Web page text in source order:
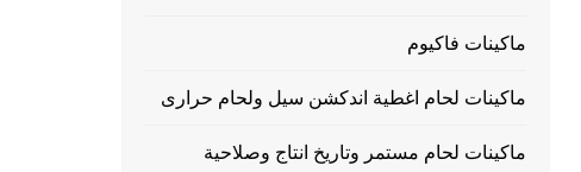
ماكينات فاكيوم
ماكينات لحام اغطية اندكشن سيل ولحام حرارى
ماكينات لحام مستمر وتاريخ انتاج وصلاحية